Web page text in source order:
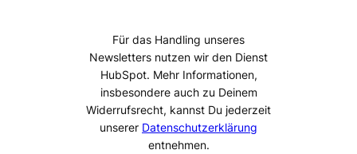
Für das Handling unseres
Newsletters nutzen wir den Dienst
HubSpot. Mehr Informationen,
insbesondere auch zu Deinem
Widerrufsrecht, kannst Du jederzeit
unserer Datenschutzerklärung
entnehmen.